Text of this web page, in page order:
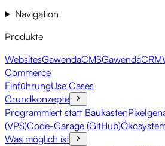
Navigation
Produkte
WebsitesGawendaCMSGawendaCRM
Commerce
EinführungUse Cases
Grundkonzepte
Programmiert statt Baukasten
(VPS)Code-Garage (GitHub)
Was möglich ist